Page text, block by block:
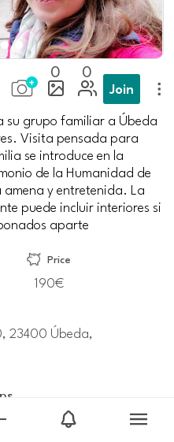
0 0
Join
grupo familiar a Úbeda
Visita pensada para
se introduce en la
de la Humanidad de
y entretenida. La
puede incluir interiores si
aparte
Price
190€
23400 Úbeda,
privada-en-familia-a-